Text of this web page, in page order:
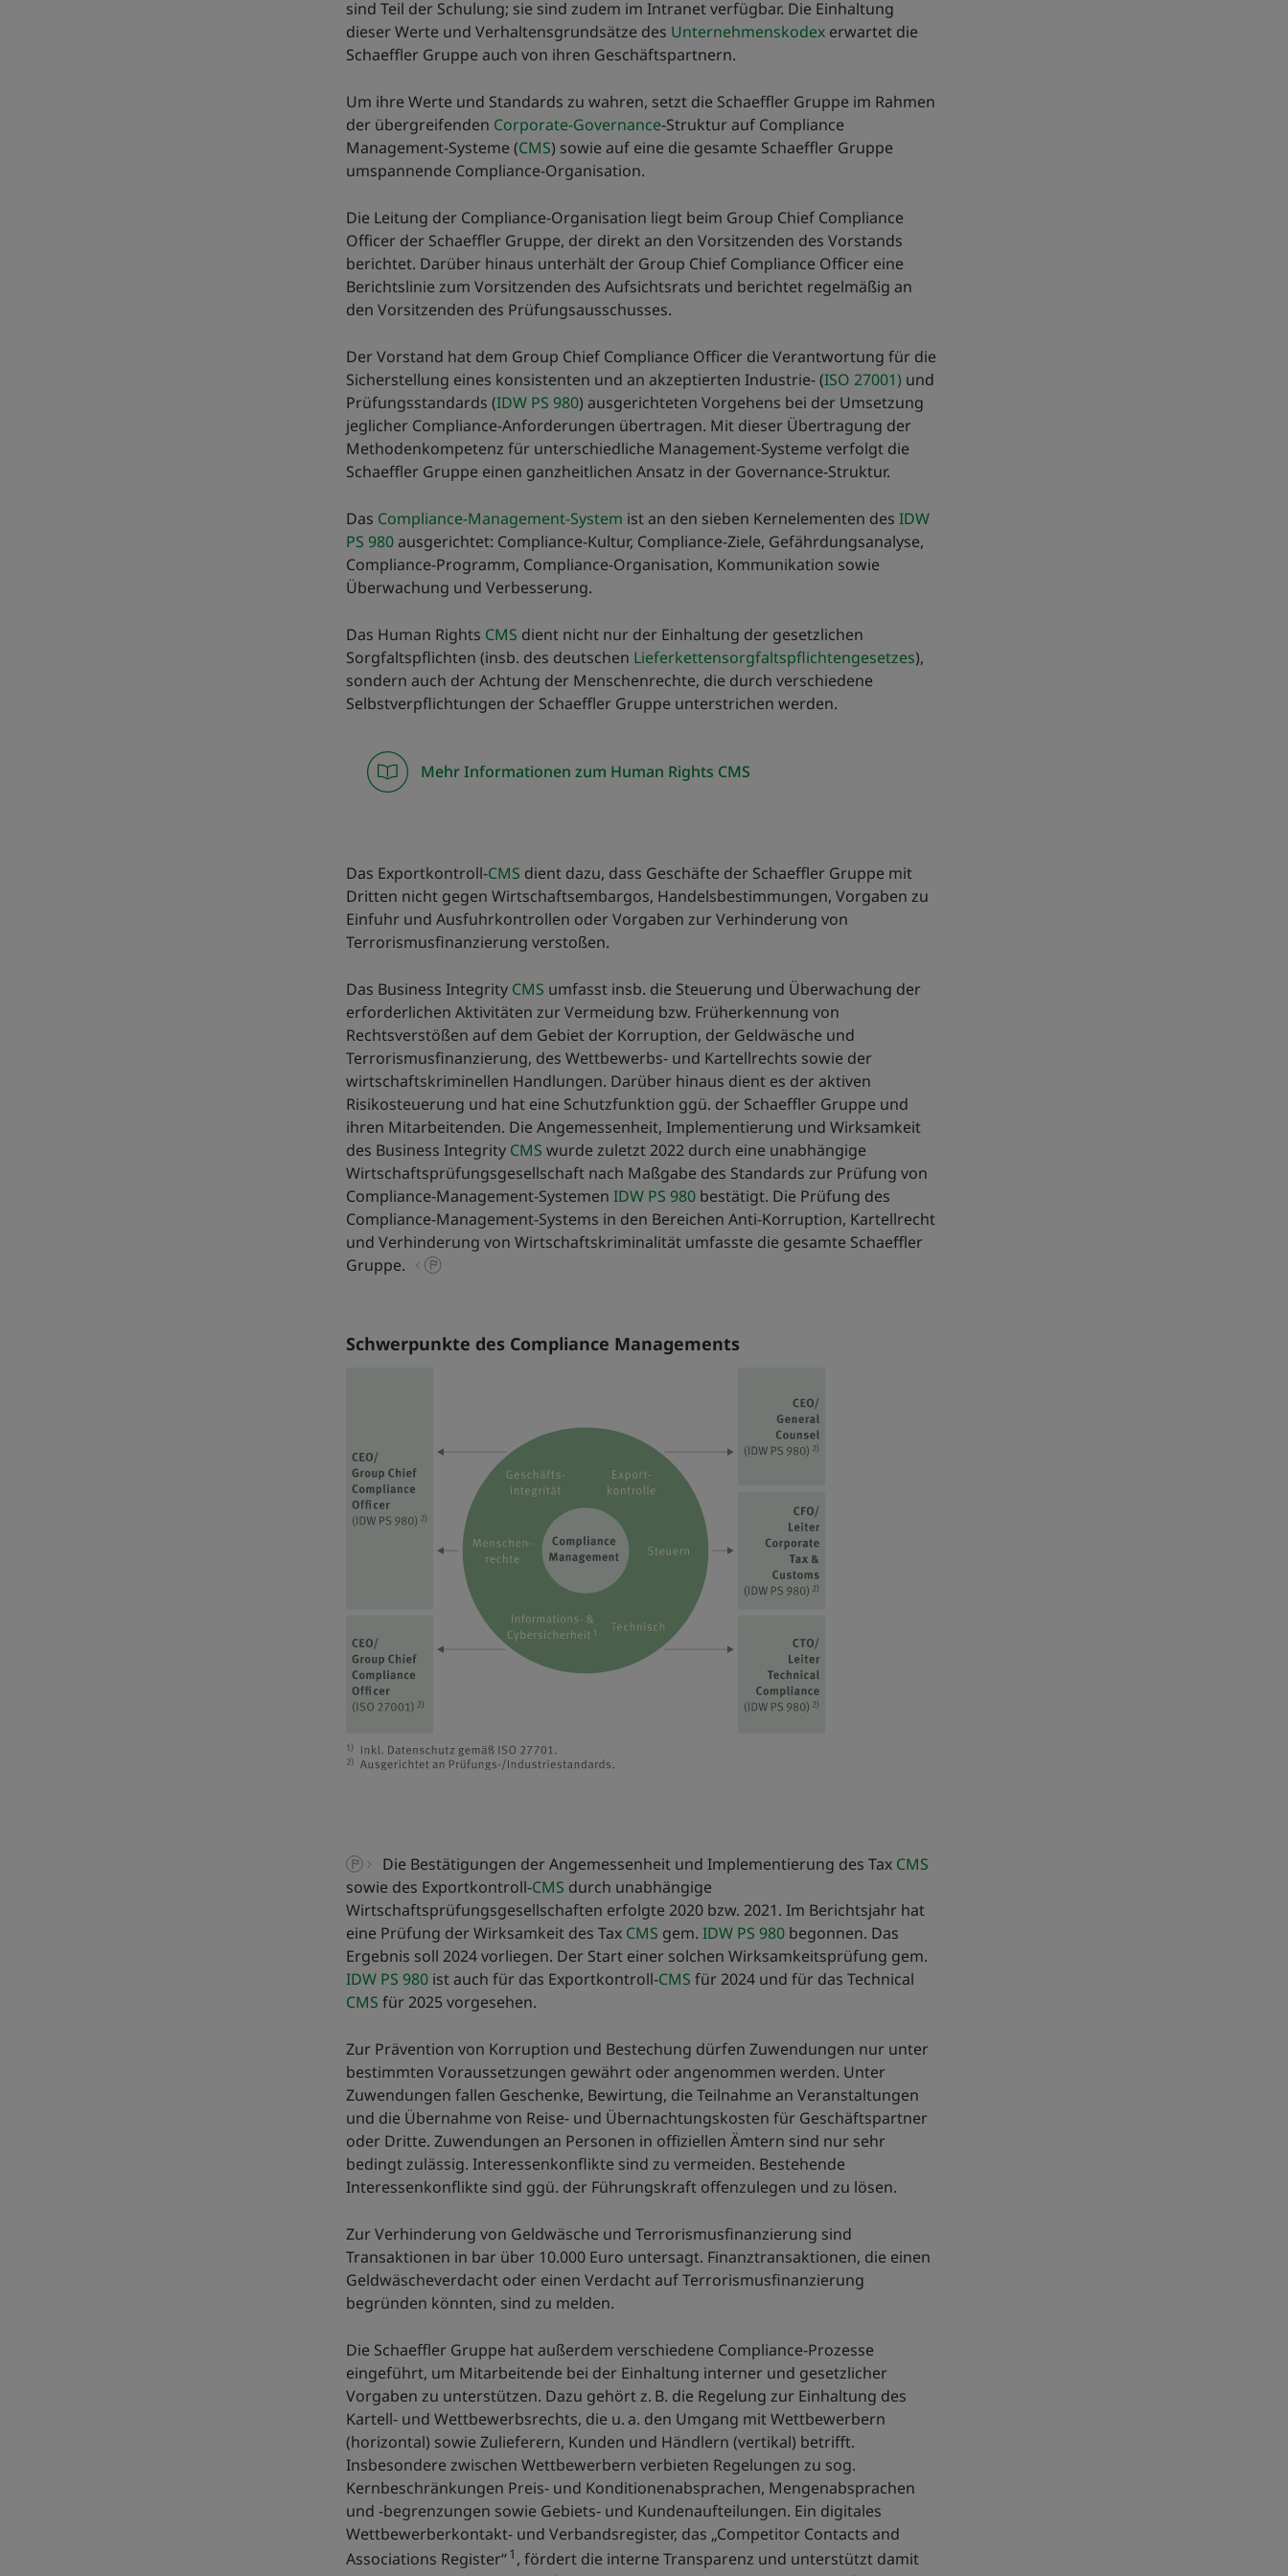
sind Teil der Schulung; sie sind zudem im Intranet verfügbar. Die Einhaltung
dieser Werte und Verhaltensgrundsätze des Unternehmenskodex erwartet die
Schaeffler Gruppe auch von ihren Geschäftspartnern.
Um ihre Werte und Standards zu wahren, setzt die Schaeffler Gruppe im Rahmen
der übergreifenden Corporate-Governance-Struktur auf Compliance
Management-Systeme (CMS) sowie auf eine die gesamte Schaeffler Gruppe
umspannende Compliance-Organisation.
Die Leitung der Compliance-Organisation liegt beim Group Chief Compliance
Officer der Schaeffler Gruppe, der direkt an den Vorsitzenden des Vorstands
berichtet. Darüber hinaus unterhält der Group Chief Compliance Officer eine
Berichtslinie zum Vorsitzenden des Aufsichtsrats und berichtet regelmäßig an
den Vorsitzenden des Prüfungsausschusses.
Der Vorstand hat dem Group Chief Compliance Officer die Verantwortung für die
Sicherstellung eines konsistenten und an akzeptierten Industrie- (ISO 27001) und
Prüfungsstandards (IDW PS 980) ausgerichteten Vorgehens bei der Umsetzung
jeglicher Compliance-Anforderungen übertragen. Mit dieser Übertragung der
Methodenkompetenz für unterschiedliche Management-Systeme verfolgt die
Schaeffler Gruppe einen ganzheitlichen Ansatz in der Governance-Struktur.
Das Compliance-Management-System ist an den sieben Kernelementen des IDW
PS 980 ausgerichtet: Compliance-Kultur, Compliance-Ziele, Gefährdungsanalyse,
Compliance-Programm, Compliance-Organisation, Kommunikation sowie
Überwachung und Verbesserung.
Das Human Rights CMS dient nicht nur der Einhaltung der gesetzlichen
Sorgfaltspflichten (insb. des deutschen Lieferkettensorgfaltspflichtengesetzes),
sondern auch der Achtung der Menschenrechte, die durch verschiedene
Selbstverpflichtungen der Schaeffler Gruppe unterstrichen werden.
Mehr Informationen zum Human Rights CMS
Das Exportkontroll-CMS dient dazu, dass Geschäfte der Schaeffler Gruppe mit
Dritten nicht gegen Wirtschaftsembargos, Handelsbestimmungen, Vorgaben zu
Einfuhr und Ausfuhrkontrollen oder Vorgaben zur Verhinderung von
Terrorismusfinanzierung verstoßen.
Das Business Integrity CMS umfasst insb. die Steuerung und Überwachung der
erforderlichen Aktivitäten zur Vermeidung bzw. Früherkennung von
Rechtsverstößen auf dem Gebiet der Korruption, der Geldwäsche und
Terrorismusfinanzierung, des Wettbewerbs- und Kartellrechts sowie der
wirtschaftskriminellen Handlungen. Darüber hinaus dient es der aktiven
Risikosteuerung und hat eine Schutzfunktion ggü. der Schaeffler Gruppe und
ihren Mitarbeitenden. Die Angemessenheit, Implementierung und Wirksamkeit
des Business Integrity CMS wurde zuletzt 2022 durch eine unabhängige
Wirtschaftsprüfungsgesellschaft nach Maßgabe des Standards zur Prüfung von
Compliance-Management-Systemen IDW PS 980 bestätigt. Die Prüfung des
Compliance-Management-Systems in den Bereichen Anti-Korruption, Kartellrecht
und Verhinderung von Wirtschaftskriminalität umfasste die gesamte Schaeffler
Gruppe.
Schwerpunkte des Compliance Managements
Die Bestätigungen der Angemessenheit und Implementierung des Tax CMS
sowie des Exportkontroll-CMS durch unabhängige
Wirtschaftsprüfungsgesellschaften erfolgte 2020 bzw. 2021. Im Berichtsjahr hat
eine Prüfung der Wirksamkeit des Tax CMS gem. IDW PS 980 begonnen. Das
Ergebnis soll 2024 vorliegen. Der Start einer solchen Wirksamkeitsprüfung gem.
IDW PS 980 ist auch für das Exportkontroll-CMS für 2024 und für das Technical
CMS für 2025 vorgesehen.
Zur Prävention von Korruption und Bestechung dürfen Zuwendungen nur unter
bestimmten Voraussetzungen gewährt oder angenommen werden. Unter
Zuwendungen fallen Geschenke, Bewirtung, die Teilnahme an Veranstaltungen
und die Übernahme von Reise- und Übernachtungskosten für Geschäftspartner
oder Dritte. Zuwendungen an Personen in offiziellen Ämtern sind nur sehr
bedingt zulässig. Interessenkonflikte sind zu vermeiden. Bestehende
Interessenkonflikte sind ggü. der Führungskraft offenzulegen und zu lösen.
Zur Verhinderung von Geldwäsche und Terrorismusfinanzierung sind
Transaktionen in bar über 10.000 Euro untersagt. Finanztransaktionen, die einen
Geldwäscheverdacht oder einen Verdacht auf Terrorismusfinanzierung
begründen könnten, sind zu melden.
Die Schaeffler Gruppe hat außerdem verschiedene Compliance-Prozesse
eingeführt, um Mitarbeitende bei der Einhaltung interner und gesetzlicher
Vorgaben zu unterstützen. Dazu gehört z. B. die Regelung zur Einhaltung des
Kartell- und Wettbewerbsrechts, die u. a. den Umgang mit Wettbewerbern
(horizontal) sowie Zulieferern, Kunden und Händlern (vertikal) betrifft.
Insbesondere zwischen Wettbewerbern verbieten Regelungen zu sog.
Kernbeschränkungen Preis- und Konditionenabsprachen, Mengenabsprachen
und -begrenzungen sowie Gebiets- und Kundenaufteilungen. Ein digitales
Wettbewerberkontakt- und Verbandsregister, das „Competitor Contacts and
Associations Register“1 , fördert die interne Transparenz und unterstützt damit